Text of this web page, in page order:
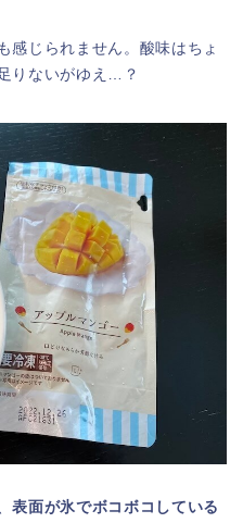
感じられません。酸味はちょ
りないがゆえ…？
表面が氷でボコボコしている